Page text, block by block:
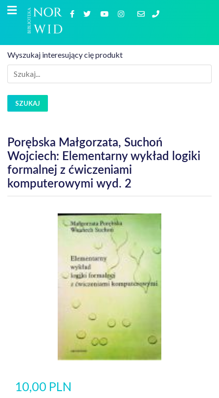
Wyszukaj interesujący cię produkt
SZUKAJ
Porębska Małgorzata, Suchoń
Wojciech: Elementarny wykład logiki
formalnej z ćwiczeniami
komputerowymi wyd. 2
10,00 PLN